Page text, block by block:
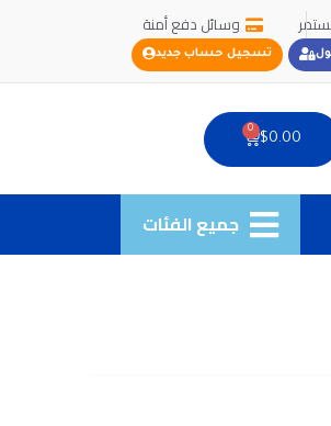
وسائل دفع أمنة
تسجيل حساب جديد
$0.00
0
Cart
جميع الفئات